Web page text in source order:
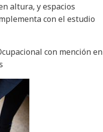
altura, y espacios
con el estudio
con mención en